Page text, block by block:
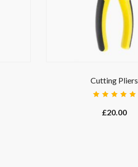
Cutting Pliers
5.00out
of 5
£20.00